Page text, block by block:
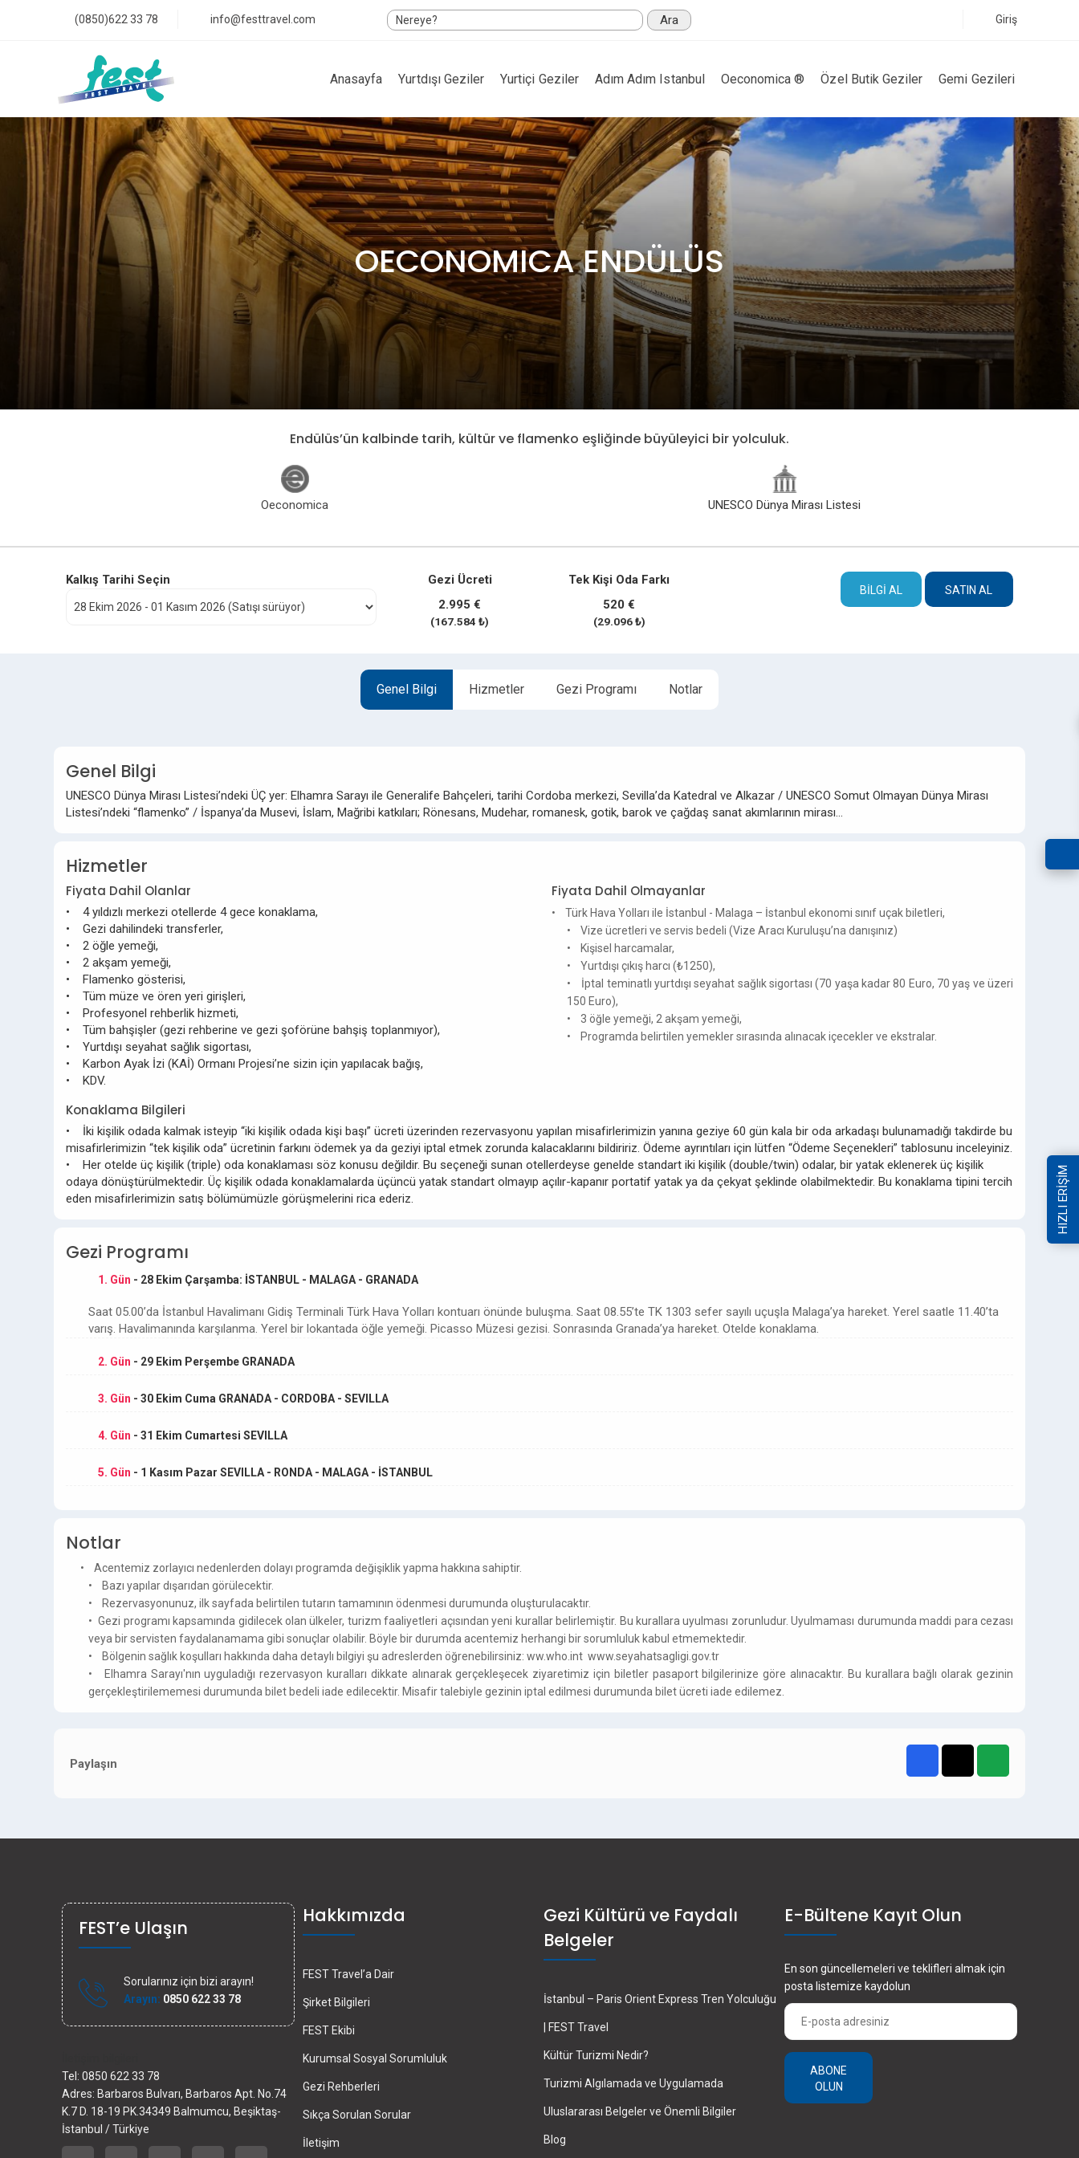
(0850)622 33 78 info@festtravel.com Ara Giriş
Anasayfa Yurtdışı Geziler Yurtiçi Geziler Adım Adım Istanbul Oeconomica ® Özel Butik Geziler Gemi Gezileri
OECONOMICA ENDÜLÜS
Endülüs’ün kalbinde tarih, kültür ve flamenko eşliğinde büyüleyici bir yolculuk.
Oeconomica UNESCO Dünya Mirası Listesi
Kalkış Tarihi Seçin
Gezi Ücreti
2.995 €
(167.584 ₺)
Tek Kişi Oda Farkı
520 €
(29.096 ₺)
BILGI AL SATIN AL
Genel Bilgi Hizmetler Gezi Programı Notlar
Genel Bilgi
UNESCO Dünya Mirası Listesi’ndeki ÜÇ yer: Elhamra Sarayı ile Generalife Bahçeleri, tarihi Cordoba merkezi, Sevilla’da Katedral ve Alkazar / UNESCO Somut Olmayan Dünya Mirası
Listesi’ndeki “flamenko” / İspanya’da Musevi, İslam, Mağribi katkıları; Rönesans, Mudehar, romanesk, gotik, barok ve çağdaş sanat akımlarının mirası…
Hizmetler
Fiyata Dahil Olanlar
• 4 yıldızlı merkezi otellerde 4 gece konaklama,
• Gezi dahilindeki transferler,
• 2 öğle yemeği,
• 2 akşam yemeği,
• Flamenko gösterisi,
• Tüm müze ve ören yeri girişleri,
• Profesyonel rehberlik hizmeti,
• Tüm bahşişler (gezi rehberine ve gezi şoförüne bahşiş toplanmıyor),
• Yurtdışı seyahat sağlık sigortası,
• Karbon Ayak İzi (KAİ) Ormanı Projesi’ne sizin için yapılacak bağış,
• KDV.
Fiyata Dahil Olmayanlar
• Türk Hava Yolları ile İstanbul - Malaga – İstanbul ekonomi sınıf uçak biletleri,
• Vize ücretleri ve servis bedeli (Vize Aracı Kuruluşu’na danışınız)
• Kişisel harcamalar,
• Yurtdışı çıkış harcı (₺1250),
• İptal teminatlı yurtdışı seyahat sağlık sigortası (70 yaşa kadar 80 Euro, 70 yaş ve üzeri
150 Euro),
• 3 öğle yemeği, 2 akşam yemeği,
• Programda belirtilen yemekler sırasında alınacak içecekler ve ekstralar.
Konaklama Bilgileri
• İki kişilik odada kalmak isteyip “iki kişilik odada kişi başı” ücreti üzerinden rezervasyonu yapılan misafirlerimizin yanına geziye 60 gün kala bir oda arkadaşı bulunamadığı takdirde bu
misafirlerimizin “tek kişilik oda” ücretinin farkını ödemek ya da geziyi iptal etmek zorunda kalacaklarını bildiririz. Ödeme ayrıntıları için lütfen “Ödeme Seçenekleri” tablosunu inceleyiniz.
• Her otelde üç kişilik (triple) oda konaklaması söz konusu değildir. Bu seçeneği sunan otellerdeyse genelde standart iki kişilik (double/twin) odalar, bir yatak eklenerek üç kişilik
odaya dönüştürülmektedir. Üç kişilik odada konaklamalarda üçüncü yatak standart olmayıp açılır-kapanır portatif yatak ya da çekyat şeklinde olabilmektedir. Bu konaklama tipini tercih
eden misafirlerimizin satış bölümümüzle görüşmelerini rica ederiz.
Gezi Programı
1. Gün - 28 Ekim Çarşamba: İSTANBUL - MALAGA - GRANADA
Saat 05.00’da İstanbul Havalimanı Gidiş Terminali Türk Hava Yolları kontuarı önünde buluşma. Saat 08.55’te TK 1303 sefer sayılı uçuşla Malaga’ya hareket. Yerel saatle 11.40’ta
varış. Havalimanında karşılanma. Yerel bir lokantada öğle yemeği. Picasso Müzesi gezisi. Sonrasında Granada’ya hareket. Otelde konaklama.
2. Gün - 29 Ekim Perşembe GRANADA
3. Gün - 30 Ekim Cuma GRANADA - CORDOBA - SEVILLA
4. Gün - 31 Ekim Cumartesi SEVILLA
5. Gün - 1 Kasım Pazar SEVILLA - RONDA - MALAGA - İSTANBUL
Notlar
• Acentemiz zorlayıcı nedenlerden dolayı programda değişiklik yapma hakkına sahiptir.
• Bazı yapılar dışarıdan görülecektir.
• Rezervasyonunuz, ilk sayfada belirtilen tutarın tamamının ödenmesi durumunda oluşturulacaktır.
• Gezi programı kapsamında gidilecek olan ülkeler, turizm faaliyetleri açısından yeni kurallar belirlemiştir. Bu kurallara uyulması zorunludur. Uyulmaması durumunda maddi para cezası
veya bir servisten faydalanamama gibi sonuçlar olabilir. Böyle bir durumda acentemiz herhangi bir sorumluluk kabul etmemektedir.
• Bölgenin sağlık koşulları hakkında daha detaylı bilgiyi şu adreslerden öğrenebilirsiniz: ww.who.int www.seyahatsagligi.gov.tr
• Elhamra Sarayı'nın uyguladığı rezervasyon kuralları dikkate alınarak gerçekleşecek ziyaretimiz için biletler pasaport bilgilerinize göre alınacaktır. Bu kurallara bağlı olarak gezinin
gerçekleştirilememesi durumunda bilet bedeli iade edilecektir. Misafir talebiyle gezinin iptal edilmesi durumunda bilet ücreti iade edilemez.
Paylaşın
HIZLI ERİŞİM
FEST’e Ulaşın
Sorularınız için bizi arayın!
Arayın: 0850 622 33 78
Tel: 0850 622 33 78
Adres: Barbaros Bulvarı, Barbaros Apt. No.74
K.7 D. 18-19 PK.34349 Balmumcu, Beşiktaş-
İstanbul / Türkiye
Hakkımızda
FEST Travel’a Dair
Şirket Bilgileri
FEST Ekibi
Kurumsal Sosyal Sorumluluk
Gezi Rehberleri
Sıkça Sorulan Sorular
İletişim
Gezi Kültürü ve Faydalı
Belgeler
İstanbul – Paris Orient Express Tren Yolculuğu
| FEST Travel
Kültür Turizmi Nedir?
Turizmi Algılamada ve Uygulamada
Uluslararası Belgeler ve Önemli Bilgiler
Blog
E-Bültene Kayıt Olun
En son güncellemeleri ve teklifleri almak için
posta listemize kaydolun
ABONE
OLUN